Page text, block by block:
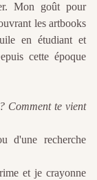
Mon goût pour
les artbooks
en étudiant et
cette époque
Comment te vient
d'une recherche
et je crayonne